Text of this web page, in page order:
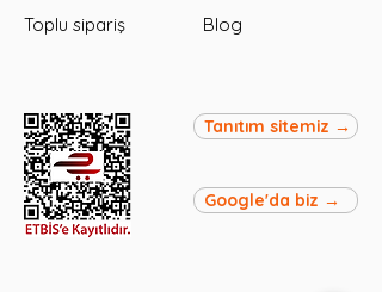
Toplu sipariş Blog
Tanıtım sitemiz →
Google'da biz →